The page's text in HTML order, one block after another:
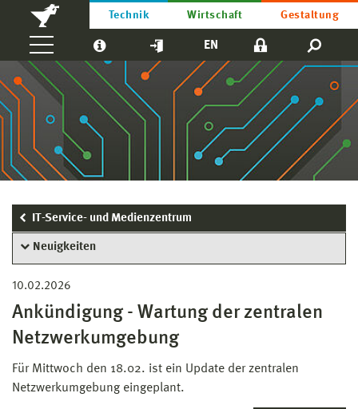
Technik Wirtschaft Gestaltung
EN
IT-Service- und Medienzentrum
Neuigkeiten
10.02.2026
Ankündigung - Wartung der zentralen
Netzwerkumgebung
Für Mittwoch den 18.02. ist ein Update der zentralen
Netzwerkumgebung eingeplant.